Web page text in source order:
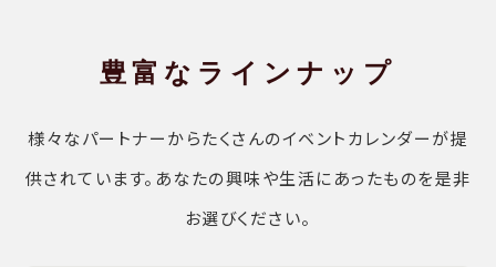
豊富なラインナップ
様々なパートナーからたくさんのイベントカレンダーが提
供されています。あなたの興味や生活にあったものを是非
お選びください。